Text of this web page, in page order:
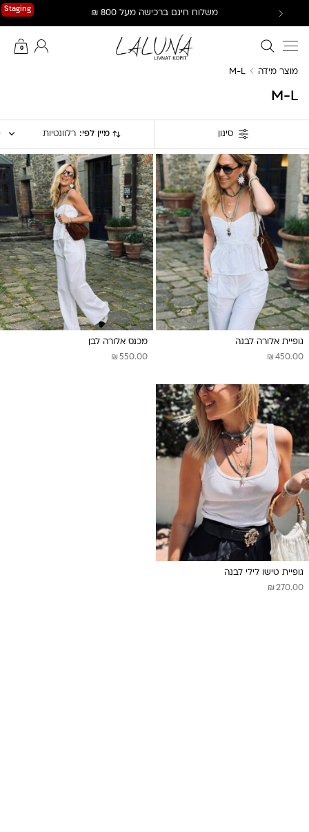
Staging משלוח חינם ברכישה מעל 800 ₪
חיפוש באתר
0
החשבון שלי
מוצר מידה M-L
M-L
סינון מיין לפי: רלוונטיות
גופיית אלורה לבנה
₪ 450.00
מכנס אלורה לבן
₪ 550.00
גופיית טישו לילי לבנה
₪ 270.00